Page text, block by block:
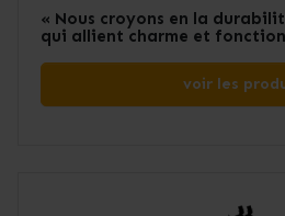
« Nous croyons en la
qui allient charme et
voir les